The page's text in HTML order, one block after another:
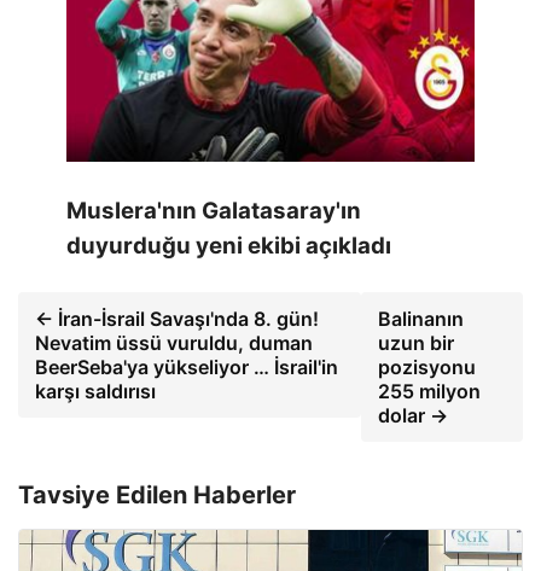
Muslera'nın Galatasaray'ın
duyurduğu yeni ekibi açıkladı
← İran-İsrail Savaşı'nda 8. gün!
Nevatim üssü vuruldu, duman
BeerSeba'ya yükseliyor … İsrail'in
karşı saldırısı
Balinanın
uzun bir
pozisyonu
255 milyon
dolar →
Tavsiye Edilen Haberler